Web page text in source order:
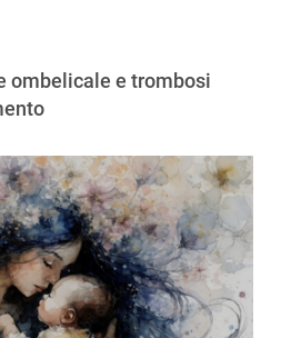
ombelicale e trombosi